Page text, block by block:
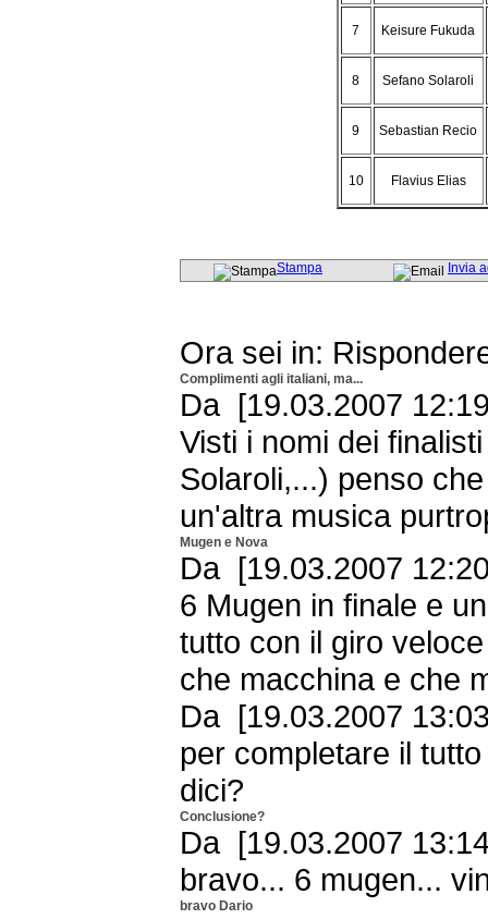
7 Keisure Fukuda
8 Sefano Solaroli
9 Sebastian Recio
10 Flavius Elias
Stampa Invia
Ora sei in:
Complimenti agli italiani, ma...
Da [19.03.2007
Visti i nomi dei
Solaroli,...) penso
un'altra musica
Mugen e Nova
Da [19.03.2007
6 Mugen in finale e
tutto con il giro
che macchina e che
Da [19.03.2007
per completare il
dici?
Conclusione?
Da [19.03.2007
bravo... 6 mugen...
bravo Dario